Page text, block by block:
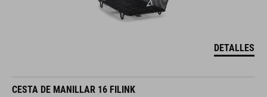
DETALLES
CESTA DE MANILLAR 16 FILINK